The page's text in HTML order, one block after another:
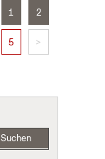
1 2
5 >
Suchen